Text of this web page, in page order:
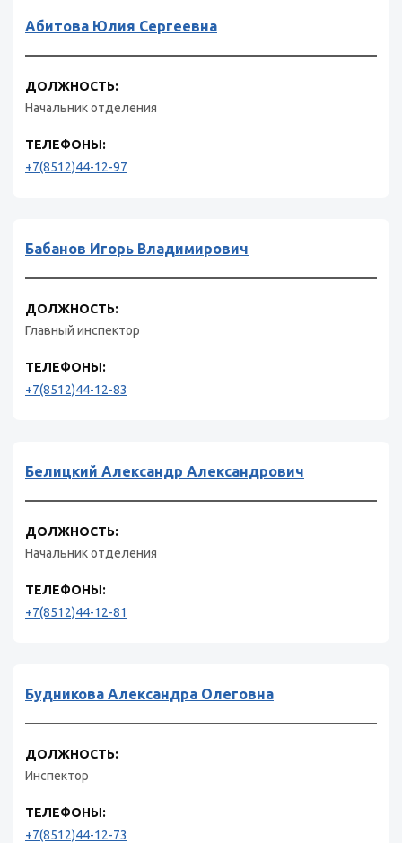
Абитова Юлия Сергеевна
ДОЛЖНОСТЬ:
Начальник отделения
ТЕЛЕФОНЫ:
+7(8512)44-12-97
Бабанов Игорь Владимирович
ДОЛЖНОСТЬ:
Главный инспектор
ТЕЛЕФОНЫ:
+7(8512)44-12-83
Белицкий Александр Александрович
ДОЛЖНОСТЬ:
Начальник отделения
ТЕЛЕФОНЫ:
+7(8512)44-12-81
Будникова Александра Олеговна
ДОЛЖНОСТЬ:
Инспектор
ТЕЛЕФОНЫ:
+7(8512)44-12-73